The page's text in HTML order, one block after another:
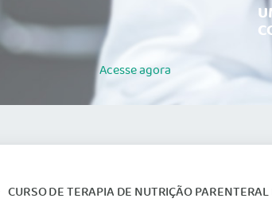
Acesseagora
CURSO DE TERAPIA DE NUTRIÇÃO